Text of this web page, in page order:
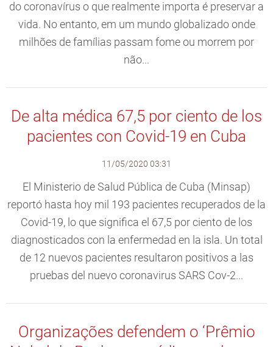
do coronavírus o que realmente importa é preservar a
vida. No entanto, em um mundo globalizado onde
milhões de famílias passam fome ou morrem por
não...
De alta médica 67,5 por ciento de los
pacientes con Covid-19 en Cuba
11/05/2020 03:31
El Ministerio de Salud Pública de Cuba (Minsap)
reportó hasta hoy mil 193 pacientes recuperados de la
Covid-19, lo que significa el 67,5 por ciento de los
diagnosticados con la enfermedad en la isla. Un total
de 12 nuevos pacientes resultaron positivos a las
pruebas del nuevo coronavirus SARS Cov-2...
Organizações defendem o ‘Prêmio